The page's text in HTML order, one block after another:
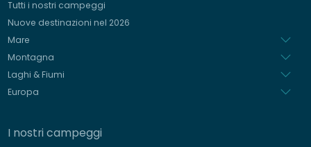
Spagnolo
Tutti i nostri campeggi
Nuove destinazioni nel 2026
Mare
Montagna
Laghi & Fiumi
Europa
I nostri campeggi